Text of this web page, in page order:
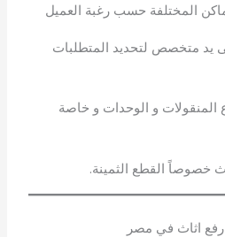
المختلفة حسب رغبة العميل
يد متخصص لتحديد المتطلبات
المنقولات و الوحدات و خاصة
خصوصاً القطع الثمينة.
اثاث في مصر